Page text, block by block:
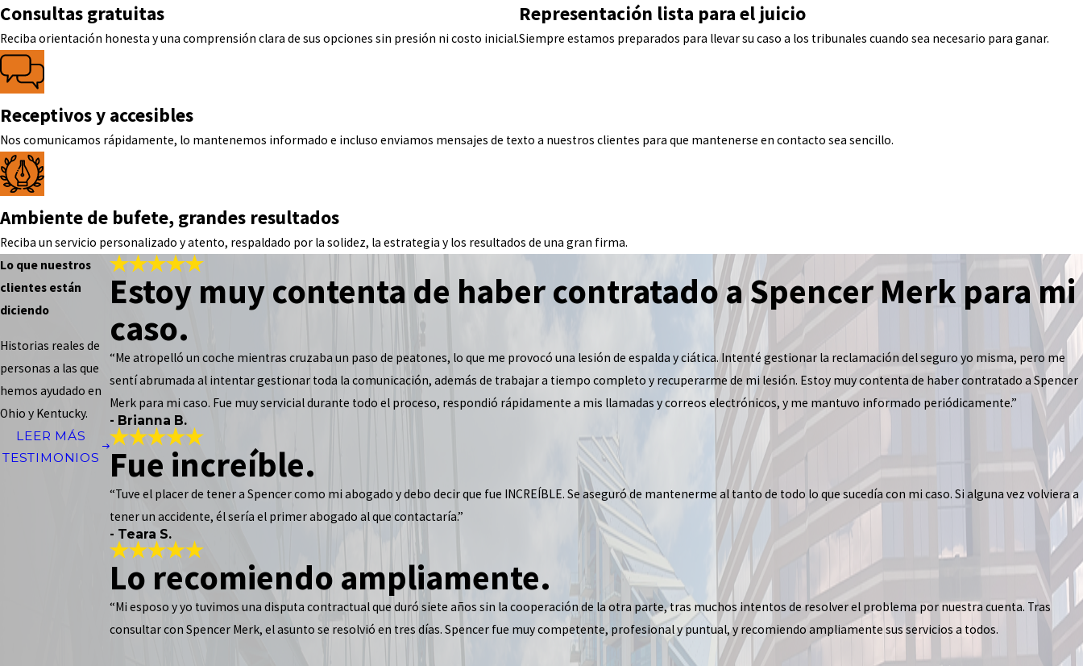
Consultas gratuitas
Reciba orientación honesta y una comprensión clara de sus opciones sin presión ni costo inicial.
Representación lista para el juicio
Siempre estamos preparados para llevar su caso a los tribunales cuando sea necesario para ganar.
Receptivos y accesibles
Nos comunicamos rápidamente, lo mantenemos informado e incluso enviamos mensajes de texto a nuestros clientes para que mantenerse en contacto sea sencillo.
Ambiente de bufete, grandes resultados
Reciba un servicio personalizado y atento, respaldado por la solidez, la estrategia y los resultados de una gran firma.
Lo que nuestros
clientes están
diciendo
Historias reales de
personas a las que
hemos ayudado en
Ohio y Kentucky.
LEER MÁS
TESTIMONIOS
Estoy muy contenta de haber contratado a Spencer Merk para mi
caso.
“Me atropelló un coche mientras cruzaba un paso de peatones, lo que me provocó una lesión de espalda y ciática. Intenté gestionar la reclamación del seguro yo misma, pero me
sentí abrumada al intentar gestionar toda la comunicación, además de trabajar a tiempo completo y recuperarme de mi lesión. Estoy muy contenta de haber contratado a Spencer
Merk para mi caso. Fue muy servicial durante todo el proceso, respondió rápidamente a mis llamadas y correos electrónicos, y me mantuvo informado periódicamente.”
- Brianna B.
Fue increíble.
“Tuve el placer de tener a Spencer como mi abogado y debo decir que fue INCREÍBLE. Se aseguró de mantenerme al tanto de todo lo que sucedía con mi caso. Si alguna vez volviera a
tener un accidente, él sería el primer abogado al que contactaría.”
- Teara S.
Lo recomiendo ampliamente.
“Mi esposo y yo tuvimos una disputa contractual que duró siete años sin la cooperación de la otra parte, tras muchos intentos de resolver el problema por nuestra cuenta. Tras
consultar con Spencer Merk, el asunto se resolvió en tres días. Spencer fue muy competente, profesional y puntual, y recomiendo ampliamente sus servicios a todos.